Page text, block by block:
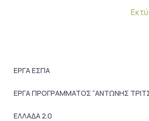
ΕΡΓΑ ΕΣΠΑ
ΕΡΓΑ ΠΡΟΓΡΑΜΜΑΤΟΣ “ΑΝΤΩΝΗΣ
ΕΛΛΑΔΑ 2.0